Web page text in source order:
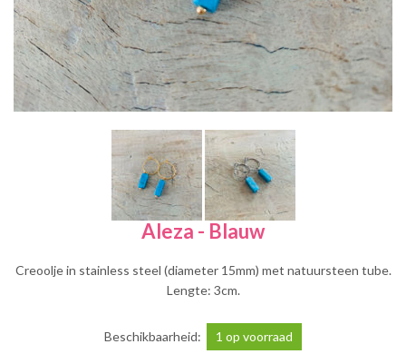
Aleza - Blauw
Creoolje in stainless steel (diameter 15mm) met natuursteen tube.
Lengte: 3cm.
Beschikbaarheid: 1 op voorraad